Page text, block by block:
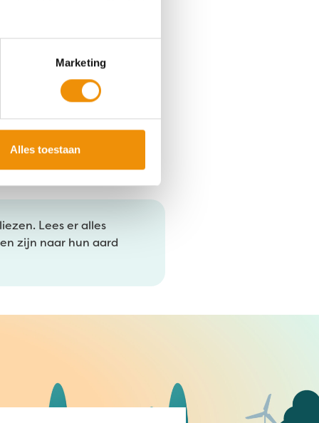
Marketing
Alles toestaan
Lees er alles
zijn naar hun aard